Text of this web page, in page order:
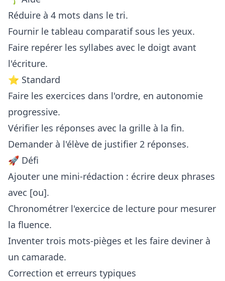
Réduire à 4 mots dans le tri.
Fournir le tableau comparatif sous les yeux.
Faire repérer les syllabes avec le doigt avant
l'écriture.
⭐ Standard
Faire les exercices dans l'ordre, en autonomie
progressive.
Vérifier les réponses avec la grille à la fin.
Demander à l'élève de justifier 2 réponses.
🚀 Défi
Ajouter une mini-rédaction : écrire deux phrases
avec [ou].
Chronométrer l'exercice de lecture pour mesurer
la fluence.
Inventer trois mots-pièges et les faire deviner à
un camarade.
Correction et erreurs typiques